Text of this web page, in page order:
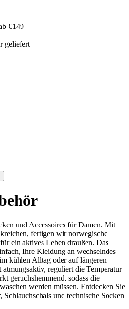
€149
geliefert
und Accessoires für Damen. Mit
fertigen wir norwegische
ein aktives Leben draußen. Das
Ihre Kleidung an wechselndes
kühlen Alltag oder auf längeren
reguliert die Temperatur
geruchshemmend, sodass die
werden müssen. Entdecken Sie
und technische Socken